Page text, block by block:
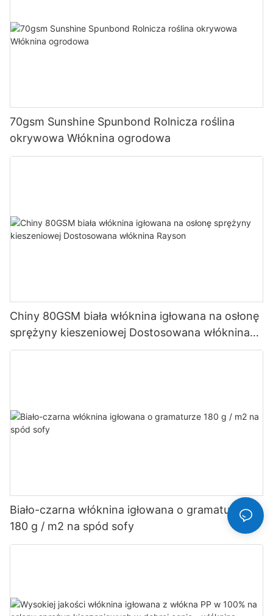
70gsm Sunshine Spunbond Rolnicza roślina
okrywowa Włóknina ogrodowa
Chiny 80GSM biała włóknina igłowana na osłonę
sprężyny kieszeniowej Dostosowana włóknina
Rayson
Biało-czarna włóknina igłowana o gramaturze
180 g / m2 na spód sofy